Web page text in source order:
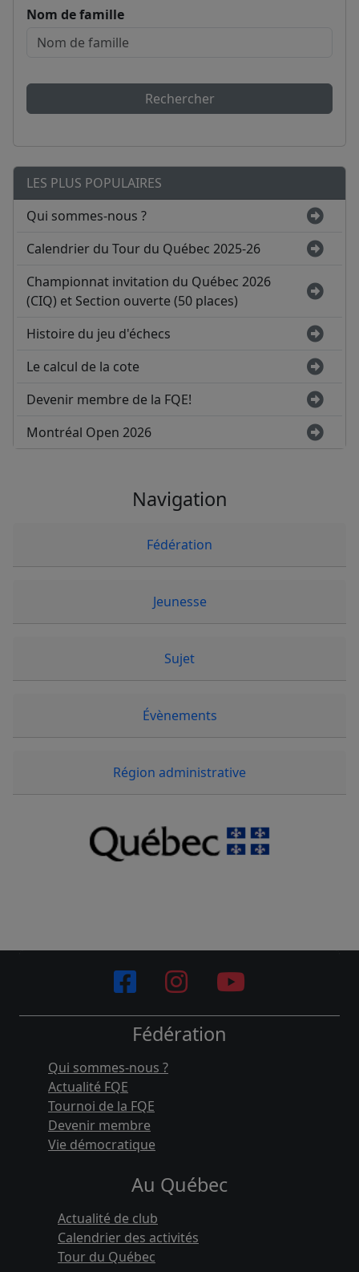
Nom de famille
Rechercher
LES PLUS POPULAIRES
Qui sommes-nous ?
Calendrier du Tour du Québec 2025-26
Championnat invitation du Québec 2026
(CIQ) et Section ouverte (50 places)
Histoire du jeu d'échecs
Le calcul de la cote
Devenir membre de la FQE!
Montréal Open 2026
Navigation
Fédération
Jeunesse
Sujet
Évènements
Région administrative
Fédération
Qui sommes-nous ?
Actualité FQE
Tournoi de la FQE
Devenir membre
Vie démocratique
Au Québec
Actualité de club
Calendrier des activités
Tour du Québec